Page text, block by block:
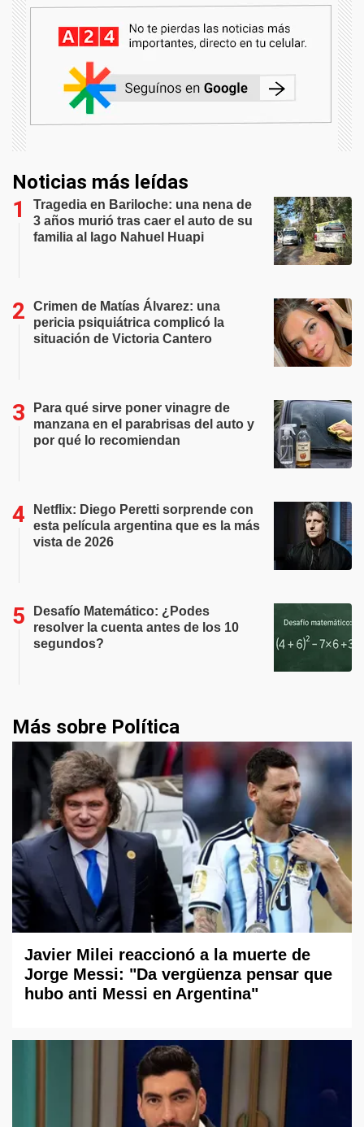
Noticias más leídas
Tragedia en Bariloche: una nena de
3 años murió tras caer el auto de su
familia al lago Nahuel Huapi
Crimen de Matías Álvarez: una
pericia psiquiátrica complicó la
situación de Victoria Cantero
Para qué sirve poner vinagre de
manzana en el parabrisas del auto y
por qué lo recomiendan
Netflix: Diego Peretti sorprende con
esta película argentina que es la más
vista de 2026
Desafío Matemático: ¿Podes
resolver la cuenta antes de los 10
segundos?
Más sobre Política
Javier Milei reaccionó a la muerte de
Jorge Messi: "Da vergüenza pensar que
hubo anti Messi en Argentina"